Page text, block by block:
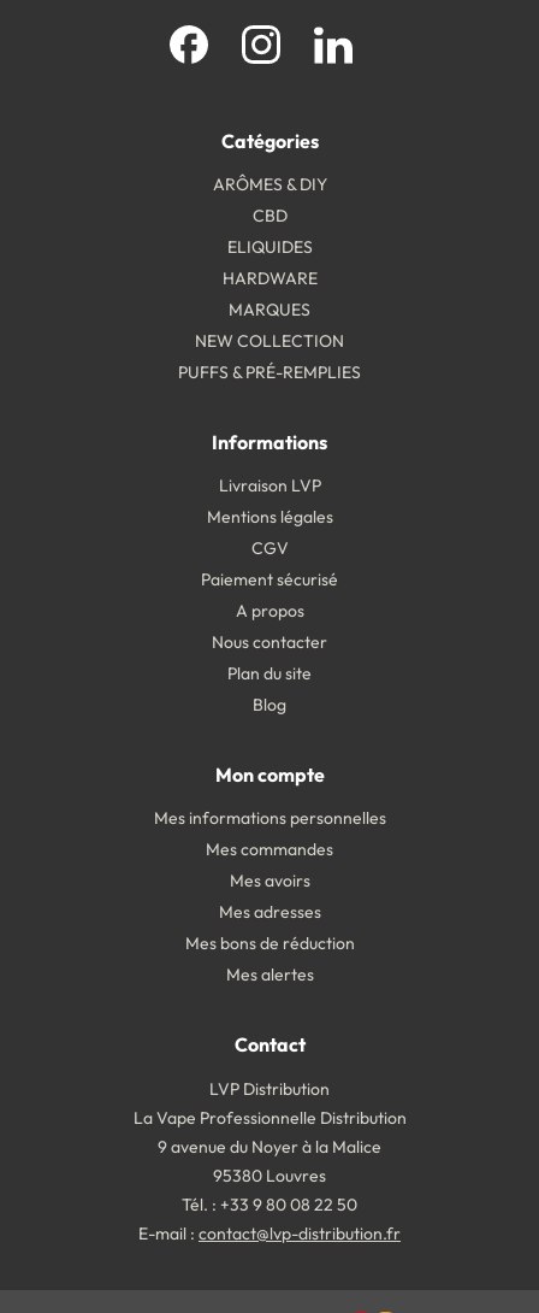
Catégories
ARÔMES & DIY
CBD
ELIQUIDES
HARDWARE
MARQUES
NEW COLLECTION
PUFFS & PRÉ-REMPLIES
Informations
Livraison LVP
Mentions légales
CGV
Paiement sécurisé
A propos
Nous contacter
Plan du site
Blog
Facebook Instagram
Mon compte
Mes informations personnelles
Mes commandes
Mes avoirs
Mes adresses
Mes bons de réduction
Mes alertes
Contact
LVP Distribution
La Vape Professionnelle Distribution
9 avenue du Noyer à la Malice
95380 Louvres
Tél. : +33 9 80 08 22 50
E-mail : contact@lvp-distribution.fr